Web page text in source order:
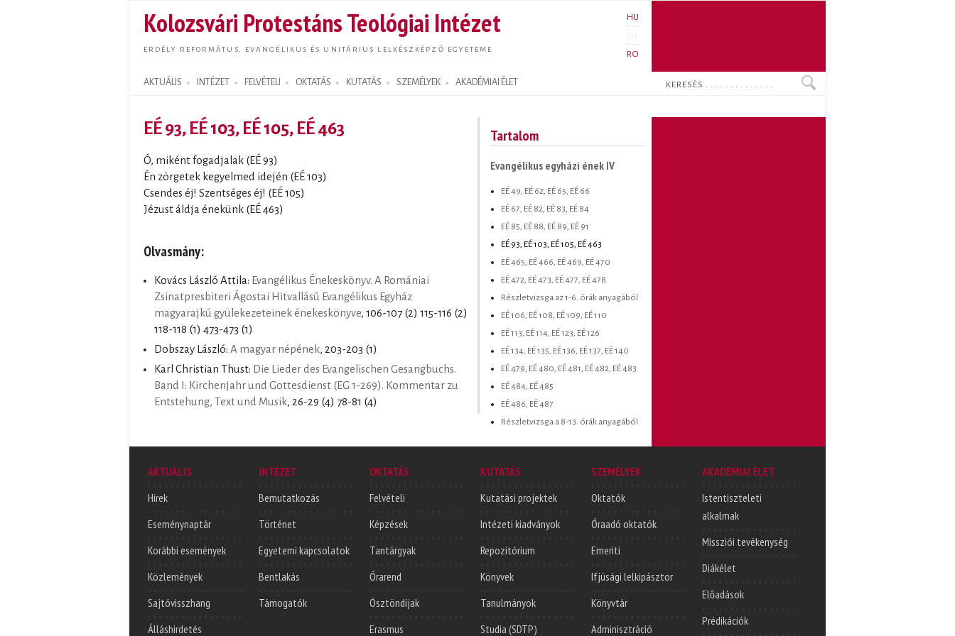
tartalomra
Kolozsvári Protestáns Teológiai Intézet
ERDÉLY REFORMÁTUS, EVANGÉLIKUS ÉS UNITÁRIUS LELKÉSZKÉPZŐ EGYETEME
HU
RO
AKTUÁLIS INTÉZET FELVÉTELI OKTATÁS KUTATÁS SZEMÉLYEK AKADÉMIAI ÉLET
Search form
Keresés
EÉ 93, EÉ 103, EÉ 105, EÉ 463
Ó, miként fogadjalak (EÉ 93)
Én zörgetek kegyelmed idején (EÉ 103)
Csendes éj! Szentséges éj! (EÉ 105)
Jézust áldja énekünk (EÉ 463)
Olvasmány:
Kovács László Attila: Evangélikus Énekeskönyv. A Romániai
Zsinatpresbiteri Ágostai Hitvallású Evangélikus Egyház
magyarajkú gyülekezeteinek énekeskönyve, 106-107 (2) 115-116 (2)
118-118 (1) 473-473 (1)
Dobszay László: A magyar népének, 203-203 (1)
Karl Christian Thust: Die Lieder des Evangelischen Gesangbuchs.
Band I: Kirchenjahr und Gottesdienst (EG 1-269). Kommentar zu
Entstehung, Text und Musik, 26-29 (4) 78-81 (4)
Tartalom
Evangélikus egyházi ének IV
EÉ 49, EÉ 62, EÉ 65, EÉ 66
EÉ 67, EÉ 82, EÉ 83, EÉ 84
EÉ 85, EÉ 88, EÉ 89, EÉ 91
EÉ 93, EÉ 103, EÉ 105, EÉ 463
EÉ 465, EÉ 466, EÉ 469, EÉ 470
EÉ 472, EÉ 473, EÉ 477, EÉ 478
Részletvizsga az 1-6. órák anyagából
EÉ 106, EÉ 108, EÉ 109, EÉ 110
EÉ 113, EÉ 114, EÉ 123, EÉ 126
EÉ 134, EÉ 135, EÉ 136, EÉ 137, EÉ 140
EÉ 479, EÉ 480, EÉ 481, EÉ 482, EÉ 483
EÉ 484, EÉ 485
EÉ 486, EÉ 487
Részletvizsga a 8-13. órák anyagából
AKTUÁLIS
Hírek
Eseménynaptár
Korábbi események
Közlemények
Sajtóvisszhang
Álláshirdetés
INTÉZET
Bemutatkozás
Történet
Egyetemi kapcsolatok
Bentlakás
Támogatók
OKTATÁS
Felvételi
Képzések
Tantárgyak
Órarend
Ösztöndíjak
Erasmus
KUTATÁS
Kutatási projektek
Intézeti kiadványok
Repozitórium
Könyvek
Tanulmányok
Studia (SDTP)
SZEMÉLYEK
Oktatók
Óraadó oktatók
Emeriti
Ifjúsági lelkipásztor
Könyvtár
Adminisztráció
AKADÉMIAI ÉLET
Istentiszteleti
alkalmak
Missziói tevékenység
Diákélet
Előadások
Prédikációk